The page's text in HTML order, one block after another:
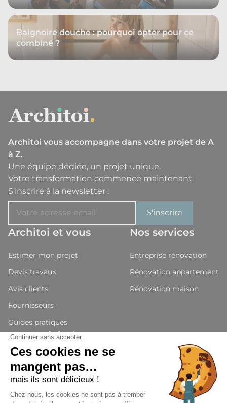
Baignoire douche : pourquoi opter pour ce
combiné ?
Architoi vous accompagne dans votre projet de A
à Z.
Une équipe dédiée, un projet unique.
Votre transformation commence maintenant.
S’inscrire à la newsletter :
Architoi et vous
Estimer mon projet
Devis travaux
Avis clients
Fournisseurs
Guides pratiques
Nos services
Entreprise rénovation
Rénovation appartement
Rénovation maison
Nous rejoindre
Devenir partenaires
Candidature
Presse et média